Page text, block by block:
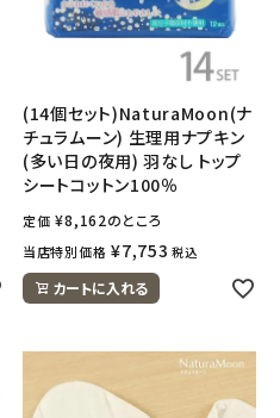
(14個セット)NaturaMoon(ナ
チュラムーン) 生理用ナプキン
(多い日の夜用) 羽なし トップ
シートコットン100％
定価 ¥8,162のところ
当店特別価格 ¥7,753 税込
カートに入れる